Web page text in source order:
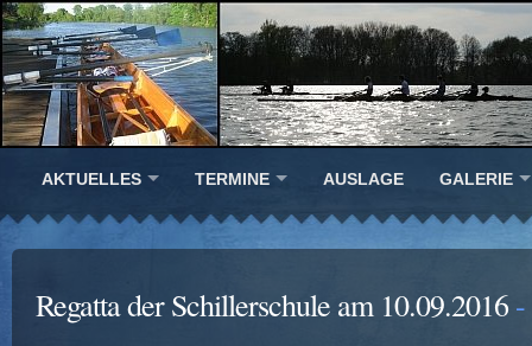
AKTUELLES TERMINE AUSLAGE GALERIE
Regatta der Schillerschule am 10.09.2016